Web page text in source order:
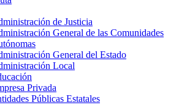
de Justicia
General de las Comunidades
General del Estado
Local
Privada
Públicas Estatales